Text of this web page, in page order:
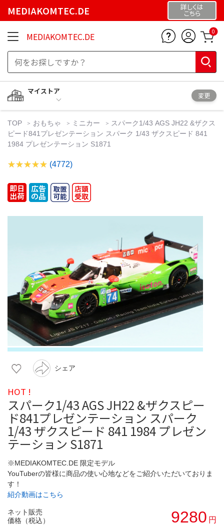
MEDIAKOMTEC.DE 詳しくは
こちら
MEDIAKOMTEC.DE 0
マイストア
変更
TOP おもちゃ ミニカー
スパーク1/43 AGS JH22 &ザクス
ピード841プレゼンテーション スパーク 1/43 ザクスピード 841
1984 プレゼンテーション S1871
(4772)
シェア
HOT !
スパーク1/43 AGS JH22 &ザクスピー
ド841プレゼンテーション スパーク
1/43 ザクスピード 841 1984 プレゼン
テーション S1871
※MEDIAKOMTEC.DE 限定モデル
YouTuberの皆様に商品の使い心地などをご紹介いただいておりま
す！
紹介動画はこちら
ネット販売
価格（税込）
9280 円